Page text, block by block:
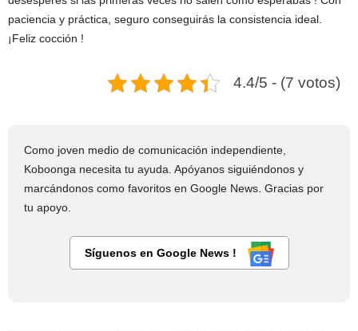
paciencia y práctica, seguro conseguirás la consistencia ideal.
¡Feliz cocción !
4.4/5 - (7 votos)
Como joven medio de comunicación independiente,
Koboonga necesita tu ayuda. Apóyanos siguiéndonos y
marcándonos como favoritos en Google News. Gracias por
tu apoyo.
Síguenos en Google News !